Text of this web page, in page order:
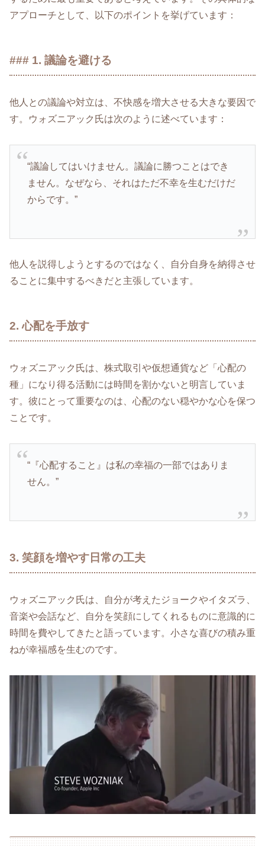
アプローチとして、以下のポイントを挙げています：
### 1. 議論を避ける
他人との議論や対立は、不快感を増大させる大きな要因で
す。ウォズニアック氏は次のように述べています：
“議論してはいけません。議論に勝つことはでき
ません。なぜなら、それはただ不幸を生むだけだ
からです。”
他人を説得しようとするのではなく、自分自身を納得させ
ることに集中するべきだと主張しています。
2. 心配を手放す
ウォズニアック氏は、株式取引や仮想通貨など「心配の
種」になり得る活動には時間を割かないと明言していま
す。彼にとって重要なのは、心配のない穏やかな心を保つ
ことです。
“『心配すること』は私の幸福の一部ではありま
せん。”
3. 笑顔を増やす日常の工夫
ウォズニアック氏は、自分が考えたジョークやイタズラ、
音楽や会話など、自分を笑顔にしてくれるものに意識的に
時間を費やしてきたと語っています。小さな喜びの積み重
ねが幸福感を生むのです。